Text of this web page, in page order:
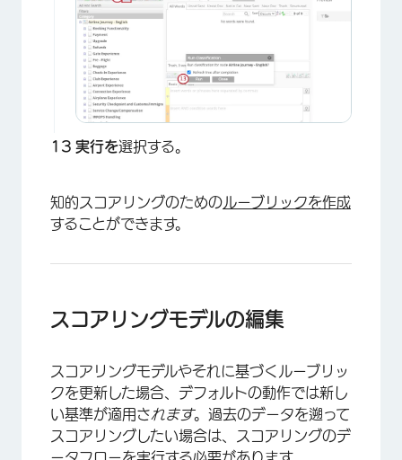
×
実行を選択する。
知的スコアリングのためのルーブリックを作成
することができます。
スコアリングモデルの編集
スコアリングモデルやそれに基づくルーブリッ
クを更新した場合、デフォルトの動作では新し
い基準が適用されます。過去のデータを遡って
スコアリングしたい場合は、スコアリングのデ
ータフローを実行する必要があります。